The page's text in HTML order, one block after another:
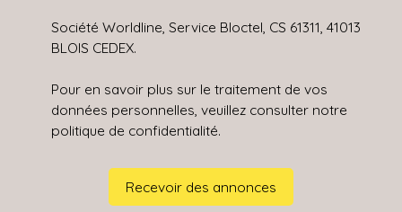
Société Worldline, Service Bloctel, CS 61311, 41013
BLOIS CEDEX.
Pour en savoir plus sur le traitement de vos
données personnelles, veuillez consulter notre
politique de confidentialité.
Recevoir des annonces